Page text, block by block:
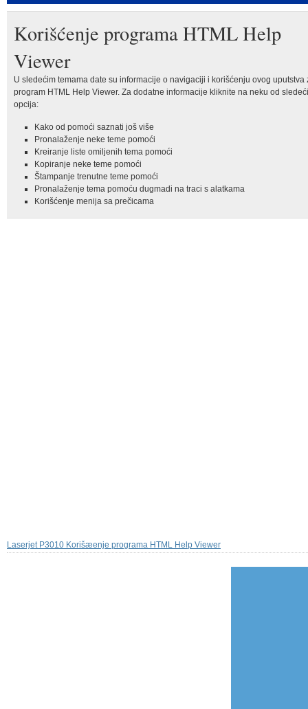
Korišćenje programa HTML Help
Viewer
U sledećim temama date su informacije o navigaciji i korišćenju ovog uputstva
program HTML Help Viewer. Za dodatne informacije kliknite na neku od
opcija:
Kako od pomoći saznati još više
Pronalaženje neke teme pomoći
Kreiranje liste omiljenih tema pomoći
Kopiranje neke teme pomoći
Štampanje trenutne teme pomoći
Pronalaženje tema pomoću dugmadi na traci s alatkama
Korišćenje menija sa prečicama
Laserjet P3010 Korišæenje programa HTML Help Viewer